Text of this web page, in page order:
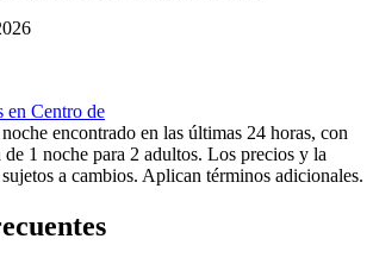
en Centro de
encontrado en las últimas 24 horas, con
de 1 noche para 2 adultos. Los precios y la
a cambios. Aplican términos adicionales.